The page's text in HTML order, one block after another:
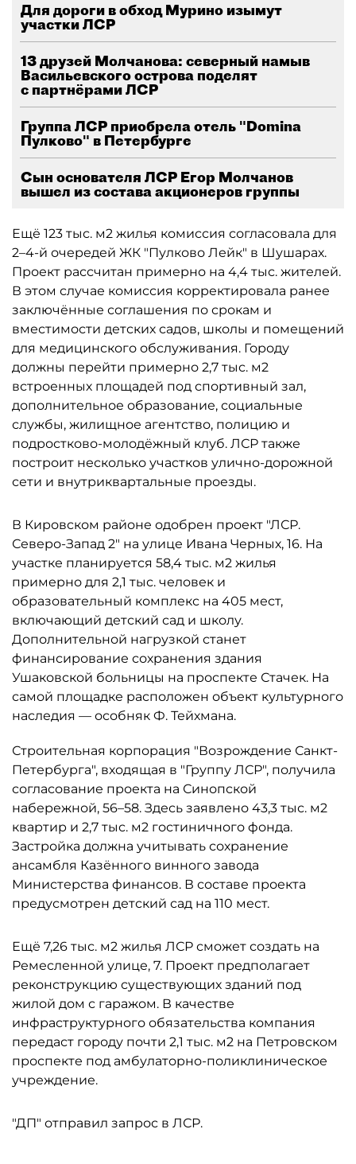
Для дороги в обход Мурино изымут
участки ЛСР
13 друзей Молчанова: северный намыв
Васильевского острова поделят
с партнёрами ЛСР
Группа ЛСР приобрела отель "Domina
Пулково" в Петербурге
Сын основателя ЛСР Егор Молчанов
вышел из состава акционеров группы
Ещё 123 тыс. м2 жилья комиссия согласовала для
2–4-й очередей ЖК "Пулково Лейк" в Шушарах.
Проект рассчитан примерно на 4,4 тыс. жителей.
В этом случае комиссия корректировала ранее
заключённые соглашения по срокам и
вместимости детских садов, школы и помещений
для медицинского обслуживания. Городу
должны перейти примерно 2,7 тыс. м2
встроенных площадей под спортивный зал,
дополнительное образование, социальные
службы, жилищное агентство, полицию и
подростково-молодёжный клуб. ЛСР также
построит несколько участков улично-дорожной
сети и внутриквартальные проезды.
В Кировском районе одобрен проект "ЛСР.
Северо-Запад 2" на улице Ивана Черных, 16. На
участке планируется 58,4 тыс. м2 жилья
примерно для 2,1 тыс. человек и
образовательный комплекс на 405 мест,
включающий детский сад и школу.
Дополнительной нагрузкой станет
финансирование сохранения здания
Ушаковской больницы на проспекте Стачек. На
самой площадке расположен объект культурного
наследия — особняк Ф. Тейхмана.
Строительная корпорация "Возрождение Санкт-
Петербурга", входящая в "Группу ЛСР", получила
согласование проекта на Синопской
набережной, 56–58. Здесь заявлено 43,3 тыс. м2
квартир и 2,7 тыс. м2 гостиничного фонда.
Застройка должна учитывать сохранение
ансамбля Казённого винного завода
Министерства финансов. В составе проекта
предусмотрен детский сад на 110 мест.
Ещё 7,26 тыс. м2 жилья ЛСР сможет создать на
Ремесленной улице, 7. Проект предполагает
реконструкцию существующих зданий под
жилой дом с гаражом. В качестве
инфраструктурного обязательства компания
передаст городу почти 2,1 тыс. м2 на Петровском
проспекте под амбулаторно-поликлиническое
учреждение.
"ДП" отправил запрос в ЛСР.